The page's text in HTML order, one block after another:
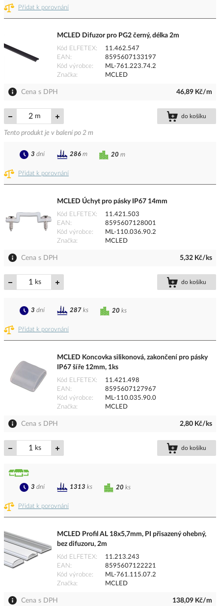
Přidat k porovnání
MCLED Difuzor pro PG2 černý, délka 2m
Kód ELFETEX
11.462.547
EAN
8595607133197
Kód výrobce
ML-761.223.74.2
Značka
MCLED
Cena s DPH 46,89 Kč/m
m do košíku
Tento produkt je v balení po 2 m
Přidat k porovnání
20 m
3 dní 286 m
MCLED Úchyt pro pásky IP67 14mm
Kód ELFETEX
11.421.503
EAN
8595607128001
Kód výrobce
ML-110.036.90.2
Značka
MCLED
Cena s DPH 5,32 Kč/ks
ks do košíku
Přidat k porovnání
20 ks
3 dní 287 ks
MCLED Koncovka silikonová, zakončení pro pásky
IP67 šíře 12mm, 1ks
Kód ELFETEX
11.421.498
EAN
8595607127967
Kód výrobce
ML-110.035.90.0
Značka
MCLED
Cena s DPH 2,80 Kč/ks
ks do košíku
Přidat k porovnání
20 ks
3 dní 1313 ks
MCLED Profil AL 18x5,7mm, PI přisazený ohebný,
bez difuzoru, 2m
Kód ELFETEX
11.213.243
EAN
8595607122221
Kód výrobce
ML-761.115.07.2
Značka
MCLED
Cena s DPH 138,09 Kč/m